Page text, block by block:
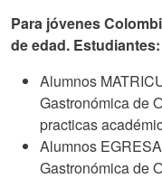
Para jóvenes
de edad. Estudiantes:
Alumnos
Gastronómica de
practicas
Alumnos
Gastronómica de